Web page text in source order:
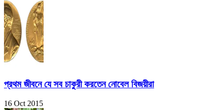
প্রথম জীবনে যে সব চাকুরী করতেন নোবেল বিজয়ীরা
16 Oct 2015